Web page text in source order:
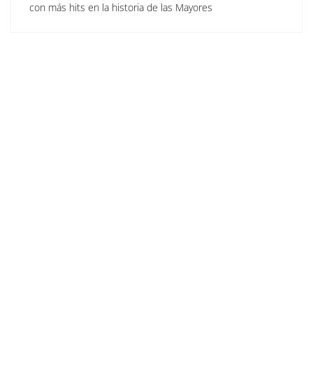
con más hits en la historia de las Mayores